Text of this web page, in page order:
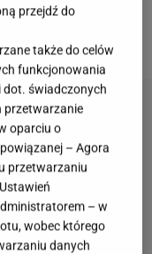
celebrytki zdaje
przejdź do
także do celów
funkcjonowania
dot. świadczonych
przetwarzanie
oparciu o
– Agora
przetwarzaniu
– w
wobec którego
danych